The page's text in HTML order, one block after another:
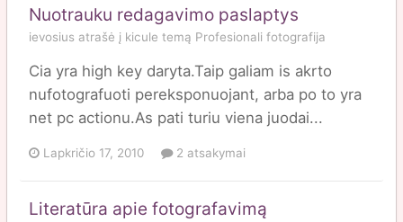
Nuotrauku redagavimo paslaptys
ievosius atrašė į kicule temą Profesionali fotografija
Cia yra high key daryta.Taip galiam is akrto
nufotografuoti pereksponuojant, arba po to yra
net pc actionu.As pati turiu viena juodai...
Lapkričio 17, 2010 2 atsakymai
Literatūra apie fotografavimą